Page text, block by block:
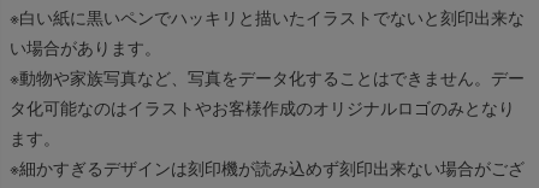
※白い紙に黒いペンでハッキリと描いたイラストでないと刻印出来な
い場合があります。
※動物や家族写真など、写真をデータ化することはできません。デー
タ化可能なのはイラストやお客様作成のオリジナルロゴのみとなり
ます。
※細かすぎるデザインは刻印機が読み込めず刻印出来ない場合がござ